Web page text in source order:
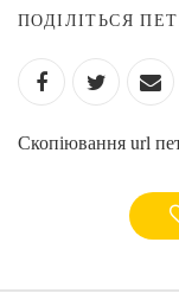
ПОДІЛІТЬСЯ
Скопіювання url